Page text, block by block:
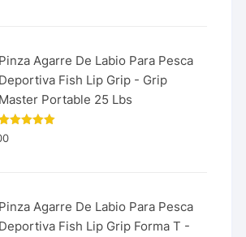
Pinza Agarre De Labio Para Pesca
Deportiva Fish Lip Grip - Grip
Master Portable 25 Lbs
Pinza Agarre De Labio Para Pesca
Deportiva Fish Lip Grip Forma T -